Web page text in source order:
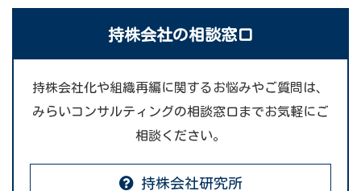
持株会社の相談窓口
持株会社化や組織再編に関するお悩みやご質問は、
みらいコンサルティングの相談窓口までお気軽にご
相談ください。
持株会社研究所